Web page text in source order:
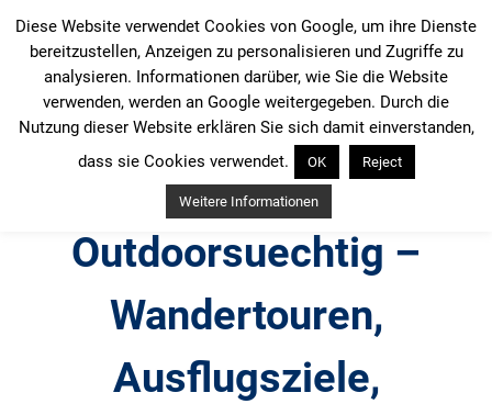
Inhalt
springen
Outdoorsuechtig –
Wandertouren,
Ausflugsziele,
Diese Website verwendet Cookies von Google, um ihre Dienste
bereitzustellen, Anzeigen zu personalisieren und Zugriffe zu
analysieren. Informationen darüber, wie Sie die Website
verwenden, werden an Google weitergegeben. Durch die
Nutzung dieser Website erklären Sie sich damit einverstanden,
dass sie Cookies verwendet.
OK Reject
Weitere Informationen